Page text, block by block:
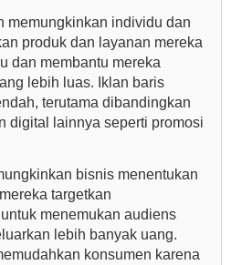
memungkinkan individu dan
produk dan layanan mereka
dan membantu mereka
lebih luas. Iklan baris
terutama dibandingkan
digital lainnya seperti promosi
bisnis menentukan
targetkan
menemukan audiens
lebih banyak uang.
konsumen karena